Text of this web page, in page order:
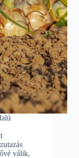
válik,